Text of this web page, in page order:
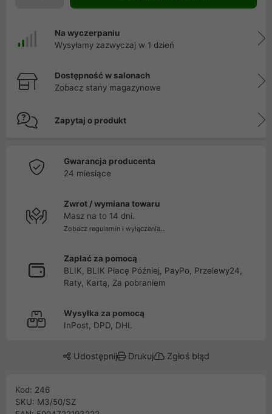
Na wyczerpaniu
Wysyłamy zazwyczaj w 1 dzień
Dostępność w salonach
Zobacz stany magazynowe
Zapytaj o produkt
Gwarancja producenta
24 miesiące
Zwrot / wymiana towaru
Masz na to 14 dni.
Zobacz regulamin i wyłączenia...
Zapłać za pomocą
BLIK, BLIK Płacę Później, PayPo, Przelewy24,
Raty, Kartą, Za pobraniem
Wysyłka za pomocą
InPost, DPD, DHL
Udostępnij Drukuj Zgłoś błąd
Kod: 246
SKU: M3/50/SZ